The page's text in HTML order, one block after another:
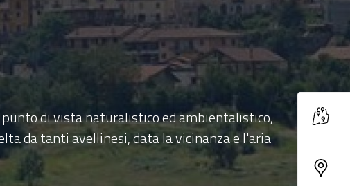
di vista naturalistico ed ambientalistico,
da tanti avellinesi, data la vicinanza e l'aria